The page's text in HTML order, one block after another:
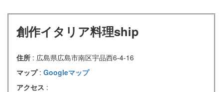
創作イタリア料理ship
住所 : 広島県広島市南区宇品西6-4-16
マップ : Googleマップ
アクセス :